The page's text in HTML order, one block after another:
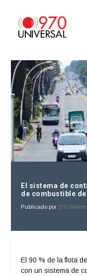
El sistema de
de combustible de
Publicado por 970
El 90 % de la flota
con un sistema de